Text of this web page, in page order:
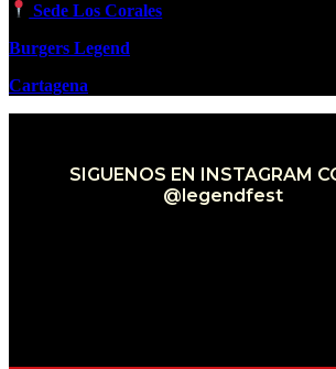
Sede Los Corales
Burgers Legend
Cartagena
SIGUENOS EN INSTAGRAM
@legendfest